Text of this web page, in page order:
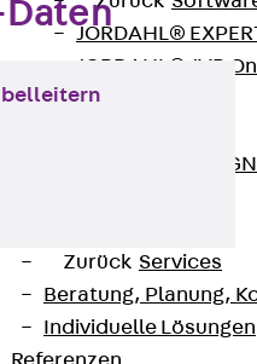
JORDAHL®
JORDAHL® JVB
ISOCHECK
FERBOX®-
Zurück Services
Beratung, Planung,
Individuelle Lösungen
Daten